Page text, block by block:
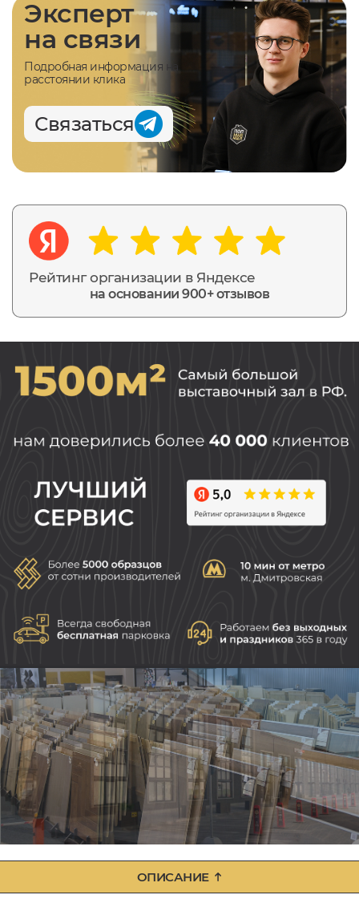
Рейтинг организации в Яндексе
на основании 900+ отзывов
Эксперт
на связи
Подробная информация на
расстоянии клика
Связаться
ОПИСАНИЕ